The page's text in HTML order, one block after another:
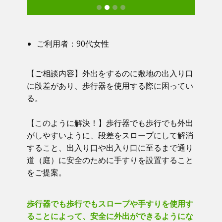
ご利用者：​90代女性
【ご相談内容】​​ 外出をするのに敷地の出入り口
に段差があり、歩行器を使用する際に困ってい
る。
【このように解決！】​​ 歩行器でも歩行でも外出
がしやすいように、段差をスロープにして解消
すること、出入り口や出入り口に至るまで通り
道（庭）に安全のために手すりを設置すること
をご提案。
歩行器でも歩行でもスロープや手すりを使用す
ることによって、安全に外出ができるようにな